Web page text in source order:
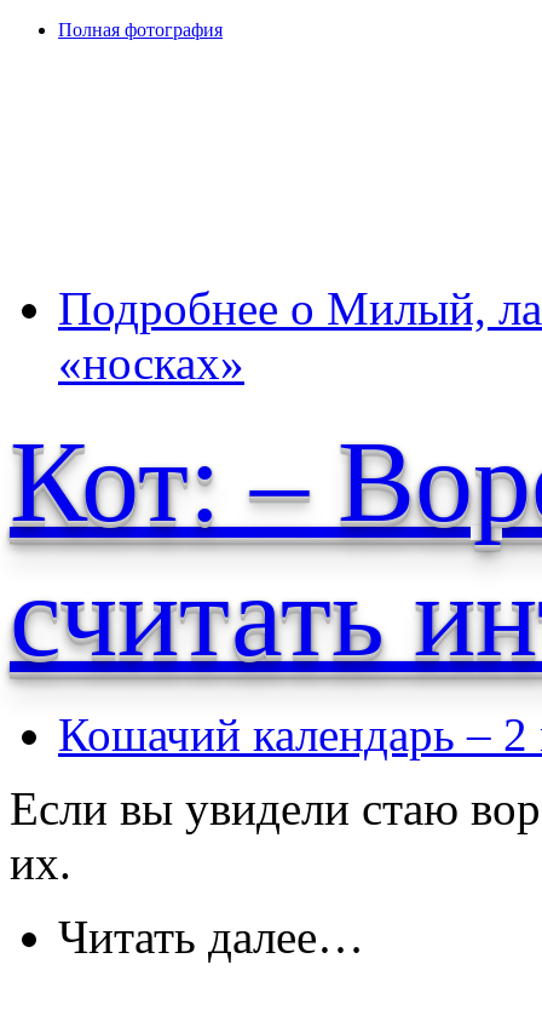
Полная фотография
Подробнее о Милый,
«носках»
Кот: –
считать
Кошачий календарь – 2
Если вы увидели стаю
их.
Читать далее…